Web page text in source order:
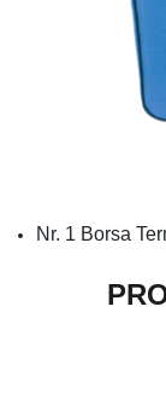
Nr. 1 Borsa